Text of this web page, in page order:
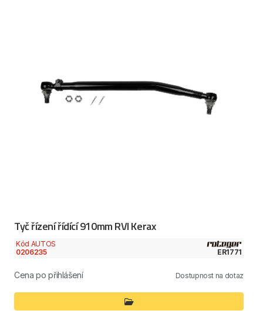
Tyč řízení řídící 910mm RVI Kerax
Kód AUTOS
0206235
ER1771
Cena po přihlášení Dostupnost na dotaz